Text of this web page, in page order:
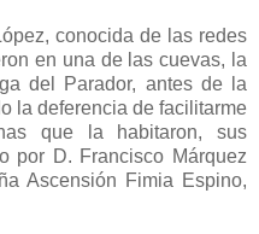
conocida de las redes
en una de las cuevas, la
del Parador, antes de la
la deferencia de facilitarme
que la habitaron, sus
por D. Francisco Márquez
Ascensión Fimia Espino,